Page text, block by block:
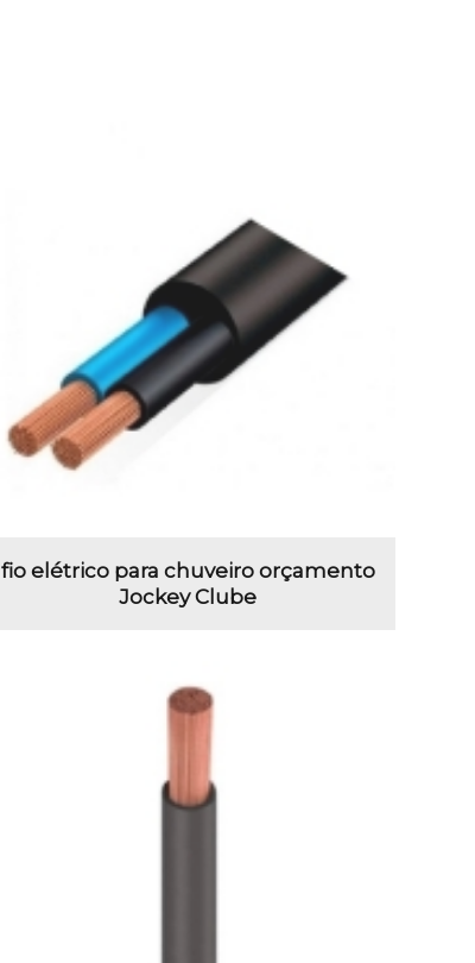
fio elétrico para chuveiro orçamento
Jockey Clube